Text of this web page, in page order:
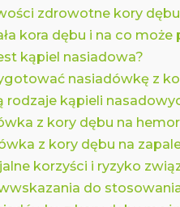
zdrowotne kory dębu
kora dębu i na co może
kąpiel nasiadowa?
nasiadówkę z
rodzaje kąpieli
z kory dębu na
z kory dębu na
korzyści i ryzyko
do